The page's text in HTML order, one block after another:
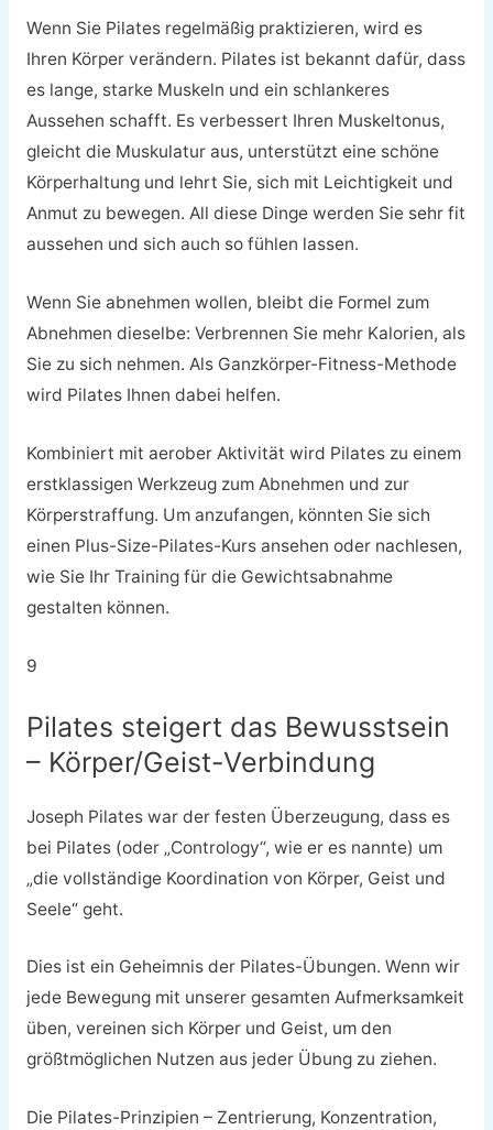
Wenn Sie Pilates regelmäßig praktizieren, wird es
Ihren Körper verändern. Pilates ist bekannt dafür, dass
es lange, starke Muskeln und ein schlankeres
Aussehen schafft. Es verbessert Ihren Muskeltonus,
gleicht die Muskulatur aus, unterstützt eine schöne
Körperhaltung und lehrt Sie, sich mit Leichtigkeit und
Anmut zu bewegen. All diese Dinge werden Sie sehr fit
aussehen und sich auch so fühlen lassen.
Wenn Sie abnehmen wollen, bleibt die Formel zum
Abnehmen dieselbe: Verbrennen Sie mehr Kalorien, als
Sie zu sich nehmen. Als Ganzkörper-Fitness-Methode
wird Pilates Ihnen dabei helfen.
Kombiniert mit aerober Aktivität wird Pilates zu einem
erstklassigen Werkzeug zum Abnehmen und zur
Körperstraffung. Um anzufangen, könnten Sie sich
einen Plus-Size-Pilates-Kurs ansehen oder nachlesen,
wie Sie Ihr Training für die Gewichtsabnahme
gestalten können.
9
Pilates steigert das Bewusstsein
– Körper/Geist-Verbindung
Joseph Pilates war der festen Überzeugung, dass es
bei Pilates (oder „Contrology“, wie er es nannte) um
„die vollständige Koordination von Körper, Geist und
Seele“ geht.
Dies ist ein Geheimnis der Pilates-Übungen. Wenn wir
jede Bewegung mit unserer gesamten Aufmerksamkeit
üben, vereinen sich Körper und Geist, um den
größtmöglichen Nutzen aus jeder Übung zu ziehen.
Die Pilates-Prinzipien – Zentrierung, Konzentration,